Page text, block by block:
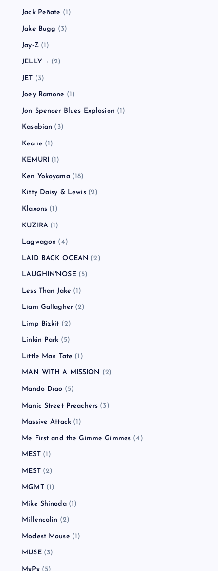
Jack Peñate (1)
Jake Bugg (3)
Jay-Z(1)
JELLY→ (2)
JET (3)
Joey Ramone (1)
Jon Spencer Blues Explosion (1)
Kasabian (3)
Keane (1)
KEMURI (1)
Ken Yokoyama(18)
Kitty Daisy & Lewis(2)
Klaxons (1)
KUZIRA(1)
Lagwagon (4)
LAID BACK OCEAN (2)
LAUGHIN'NOSE(5)
Less Than Jake (1)
Liam Gallagher (2)
Limp Bizkit (2)
Linkin Park (5)
Little Man Tate (1)
MAN WITH A MISSION (2)
Mando Diao (5)
Manic Street Preachers (3)
Massive Attack (1)
Me First and the Gimme Gimmes (4)
MEST(1)
MEST(2)
MGMT(1)
Mike Shinoda(1)
Millencolin (2)
Modest Mouse (1)
MUSE(3)
MxPx(5)